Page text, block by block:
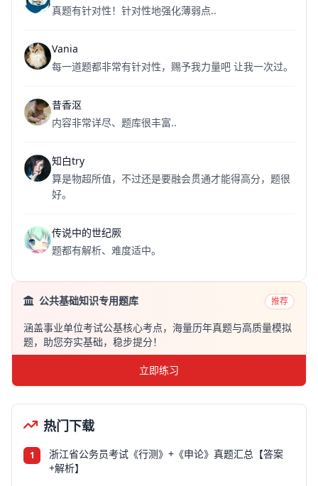
真题有针对性！针对性地强化薄弱点..
Vania
每一道题都非常有针对性，赐予我力量吧 让我一次过。
昔香沤
内容非常详尽、题库很丰富..
知白try
算是物超所值，不过还是要融会贯通才能得高分，题很
好。
传说中的世纪厥
题都有解析、难度适中。
公共基础知识专用题库 推荐
涵盖事业单位考试公基核心考点，海量历年真题与高质量模拟
题，助您夯实基础，稳步提分！
立即练习
热门下载
1
浙江省公务员考试《行测》+《申论》真题汇总【答案
+解析】